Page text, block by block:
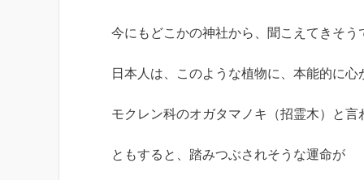
今にもどこかの神社から、聞こえてきそう
日本人は、このような植物に、本能的に心
モクレン科のオガタマノキ（招霊木）と言
ともすると、踏みつぶされそうな運命が